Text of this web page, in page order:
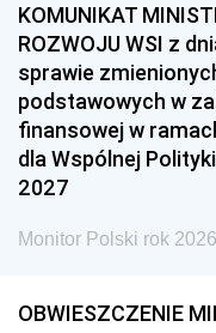
KOMUNIKAT
ROZWOJU WSI z
sprawie
podstawowych w
finansowej w
dla Wspólnej
2027
Monitor Polski rok
OBWIESZCZENIE